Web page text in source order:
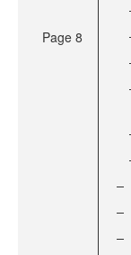
Page 8